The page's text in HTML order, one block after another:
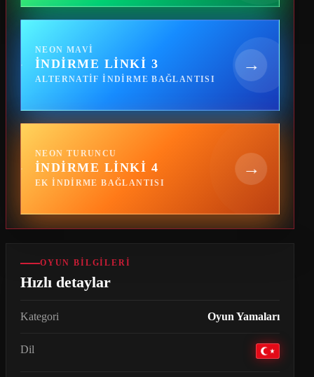
NEON MAVI
İNDIRME LINKI 3
ALTERNATIF INDIRME BAĞLANTISI
→
NEON TURUNCU
İNDIRME LINKI 4
EK INDIRME BAĞLANTISI
→
OYUN BILGILERI
Hızlı detaylar
Kategori Oyun Yamaları
Dil